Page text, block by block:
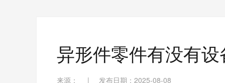
异形件零件有没有
来源： | 发布日期：2025-08-08